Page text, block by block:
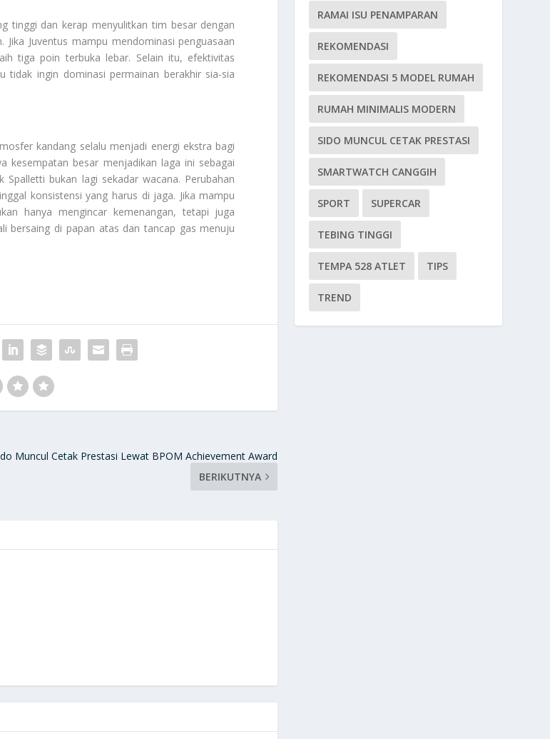
tinggi dan kerap menyulitkan tim besar dengan
Juventus mampu mendominasi penguasaan
tiga poin terbuka lebar. Selain itu, efektivitas
tidak ingin dominasi permainan berakhir sia-sia
kandang selalu menjadi energi ekstra bagi
kesempatan besar menjadikan laga ini sebagai
bukan lagi sekadar wacana. Perubahan
konsistensi yang harus di jaga. Jika mampu
hanya mengincar kemenangan, tetapi juga
bersaing di papan atas dan tancap gas menuju
Muncul Cetak Prestasi Lewat BPOM Achievement Award
BERIKUTNYA
RAMAI ISU PENAMPARAN
REKOMENDASI
REKOMENDASI 5 MODEL RUMAH
RUMAH MINIMALIS MODERN
SIDO MUNCUL CETAK PRESTASI
SMARTWATCH CANGGIH
SPORT SUPERCAR
TEBING TINGGI
TEMPA 528 ATLET TIPS
TREND